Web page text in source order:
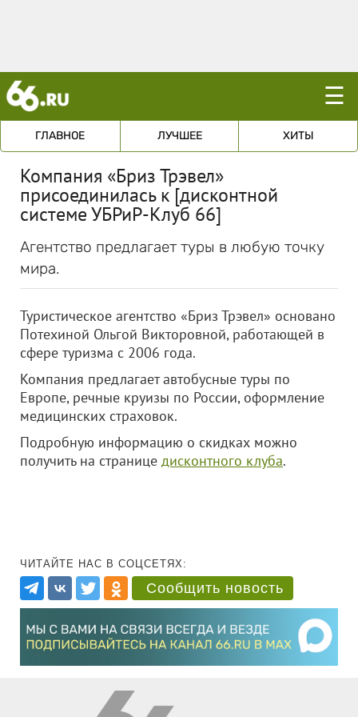
☰
ГЛАВНОЕ ЛУЧШЕЕ ХИТЫ
Компания «Бриз Трэвел»
присоединилась к [дисконтной
системе УБРиР-Клуб 66]
Агентство предлагает туры в любую точку
мира.
Туристическое агентство «Бриз Трэвел» основано
Потехиной Ольгой Викторовной, работающей в
сфере туризма с 2006 года.
Компания предлагает автобусные туры по
Европе, речные круизы по России, оформление
медицинских страховок.
Подробную информацию о скидках можно
получить на странице дисконтного клуба.
ЧИТАЙТЕ НАС В СОЦСЕТЯХ:
Сообщить новость